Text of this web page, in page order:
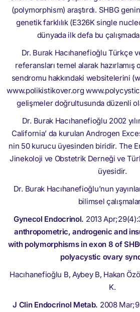
(polymorphism) araştırdı. SHBG
genetik farklılık (E326K single
dünyada ilk defa bu
Dr. Burak Hacıhanefioğlu Türkçe
referansları temel alarak
sendromu hakkındaki websitelerini
www.polikistikover.org
gelişmeler doğrultusunda düzenli
Dr. Burak Hacıhanefioğlu 2002
California’ da kurulan Androgen
nin 50 kurucu üyesinden biridir. The
Jinekoloji ve Obstetrik Derneği ve
üyesidir.
Dr. Burak Hacıhanefioğlu’nun
bilimsel
Gynecol Endocrinol. 2013
anthropometric, androgenic and
with polymorphisms in exon 8 of
polyacystic ovary
Hacıhanefioğlu B, Aybey B, Hakan
K.
J Clin Endocrinol Metab. 2008